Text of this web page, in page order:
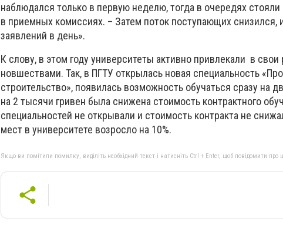
наблюдался только в первую неделю, тогда в очередях
в приемных комиссиях. – Затем поток поступающих
заявлений в день».
К слову, в этом году университеты активно привлекали в
новшествами. Так, в ПГТУ открылась новая специальность
строительство», появилась возможность обучаться сразу на
на 2 тысячи гривен была снижена стоимость контрактного
специальностей не открывали и стоимость контракта не
мест в университете возросло на 10%.
Якщо ви помітили помилку, виділіть необхідний текст і натисніть Ctrl + Enter, щоб повідомити про